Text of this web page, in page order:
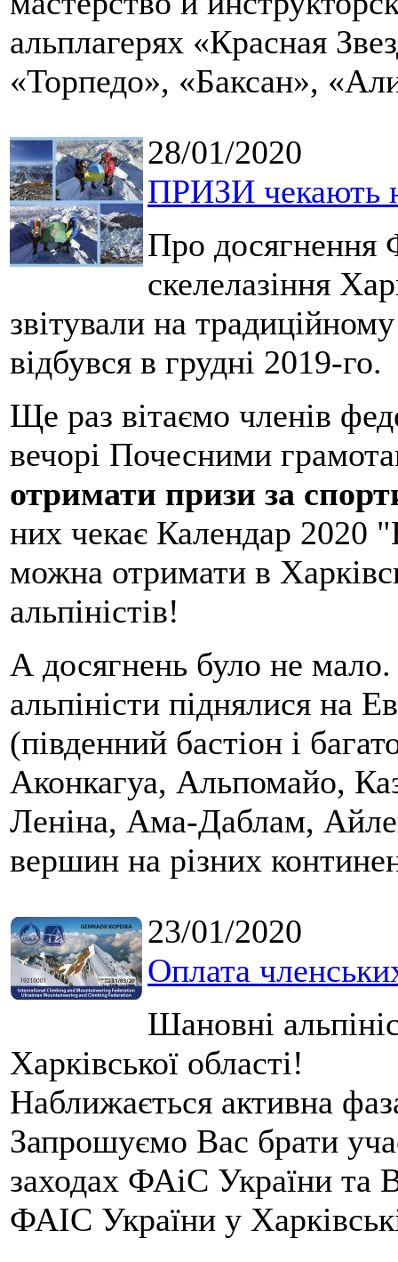
альплагерях «Красная
«Торпедо», «Баксан»,
28/01/2020
ПРИЗИ чекають
Про досягнення
скелелазіння
звітували на
відбувся в грудні 2019-го.
Ще раз вітаємо членів
вечорі Почесними
отримати призи за
них чекає Календар 2020
можна отримати в
альпіністів!
А досягнень було не
альпіністи піднялися на
(південний бастіон і
Аконкагуа, Альпомайо,
Леніна, Ама-Даблам,
вершин на різних
23/01/2020
Оплата
Шановні
Харківської області!
Наближається активна
Запрошуємо Вас брати
заходах ФАіС України та
ФАІС України у